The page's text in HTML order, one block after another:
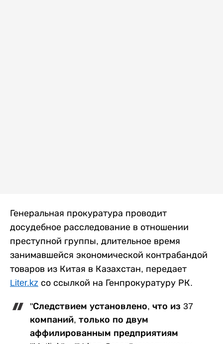
Генеральная прокуратура проводит
досудебное расследование в отношении
преступной группы, длительное время
занимавшейся экономической контрабандой
товаров из Китая в Казахстан, передает
Liter.kz со ссылкой на Генпрокуратуру РК.
"Следствием установлено, что из 37
компаний, только по двум
аффилированным предприятиям